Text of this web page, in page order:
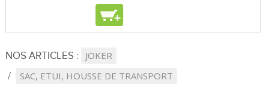
+
NOS ARTICLES :
JOKER
SAC, ETUI, HOUSSE DE TRANSPORT